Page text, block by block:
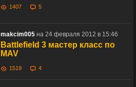
1407 5
makcim005 на 24 февраля 2012 в 15:46
Battlefield 3 мастер класс по
MAV
1519 4